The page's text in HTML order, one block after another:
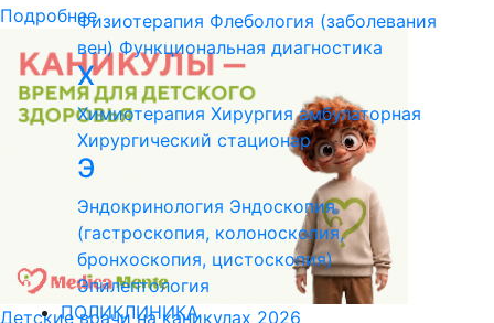
Подробнее
Детские врачи на каникулах 2026
Физиотерапия Флебология (заболевания
вен) Функциональная диагностика
Х
Химиотерапия Хирургия амбулаторная
Хирургический стационар
Э
Эндокринология Эндоскопия
(гастроскопия, колоноскопия,
бронхоскопия, цистоскопия)
Эпилептология
ПОЛИКЛИНИКА